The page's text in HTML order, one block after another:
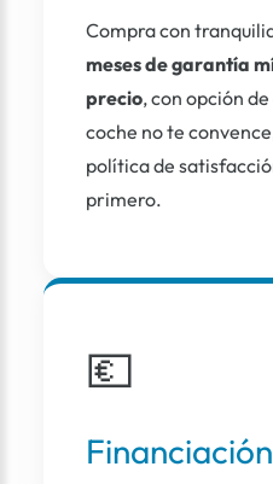
Compra con
meses de garantía
precio, con opción
coche no te
política de
primero.
💶